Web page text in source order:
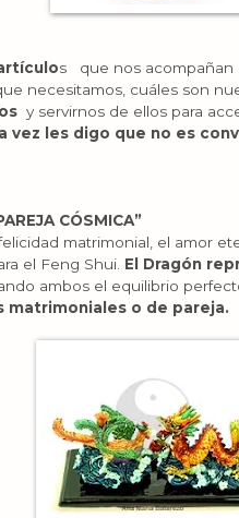
s que nos acompañan
necesitamos, cuáles son
y servirnos de ellos para
vez les digo que no es
CÓSMICA”
matrimonial, el amor
el Feng Shui. El Dragón
ambos el equilibrio
matrimoniales o de pareja.